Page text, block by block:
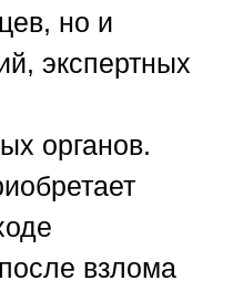
но и
экспертных
органов.
взлома